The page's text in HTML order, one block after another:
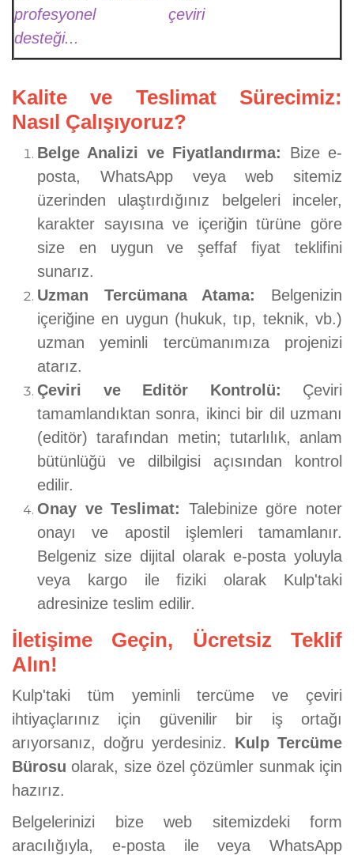
profesyonel çeviri
desteği...
Kalite ve Teslimat Sürecimiz:
Nasıl Çalışıyoruz?
Belge Analizi ve Fiyatlandırma:
Bize e-
posta, WhatsApp veya web sitemiz
üzerinden ulaştırdığınız belgeleri inceler,
karakter sayısına ve içeriğin türüne göre
size en uygun ve şeffaf fiyat teklifini
sunarız.
Uzman Tercümana Atama:
Belgenizin
içeriğine en uygun (hukuk, tıp, teknik, vb.)
uzman yeminli tercümanımıza projenizi
atarız.
Çeviri ve Editör Kontrolü: Çeviri
tamamlandıktan sonra, ikinci bir dil uzmanı
(editör) tarafından metin; tutarlılık, anlam
bütünlüğü ve dilbilgisi açısından kontrol
edilir.
Onay ve Teslimat: Talebinize göre noter
onayı ve apostil işlemleri tamamlanır.
Belgeniz size dijital olarak e-posta yoluyla
veya kargo ile fiziki olarak Kulp'taki
adresinize teslim edilir.
İletişime Geçin, Ücretsiz Teklif
Alın!
Kulp'taki tüm yeminli tercüme ve çeviri
ihtiyaçlarınız için güvenilir bir iş ortağı
arıyorsanız, doğru yerdesiniz. Kulp Tercüme
Bürosu olarak, size özel çözümler sunmak için
hazırız.
Belgelerinizi bize web sitemizdeki form
aracılığıyla, e-posta ile veya WhatsApp